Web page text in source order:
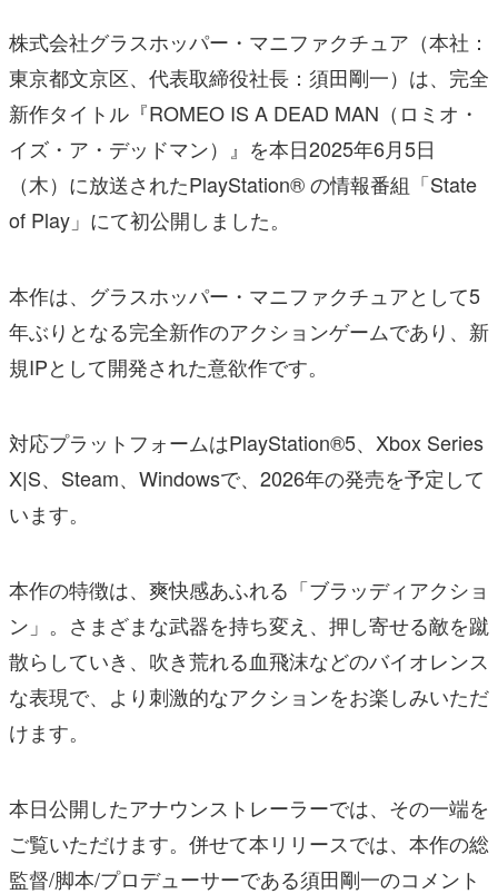
株式会社グラスホッパー・マニファクチュア（本社：
東京都文京区、代表取締役社長：須田剛一）は、完全
新作タイトル『ROMEO IS A DEAD MAN（ロミオ・
イズ・ア・デッドマン）』を本日2025年6月5日
（木）に放送されたPlayStation® の情報番組「State
of Play」にて初公開しました。
本作は、グラスホッパー・マニファクチュアとして5
年ぶりとなる完全新作のアクションゲームであり、新
規IPとして開発された意欲作です。
対応プラットフォームはPlayStation®5、Xbox Series
X|S、Steam、Windowsで、2026年の発売を予定して
います。
本作の特徴は、爽快感あふれる「ブラッディアクショ
ン」。さまざまな武器を持ち変え、押し寄せる敵を蹴
散らしていき、吹き荒れる血飛沫などのバイオレンス
な表現で、より刺激的なアクションをお楽しみいただ
けます。
本日公開したアナウンストレーラーでは、その一端を
ご覧いただけます。併せて本リリースでは、本作の総
監督/脚本/プロデューサーである須田剛一のコメント